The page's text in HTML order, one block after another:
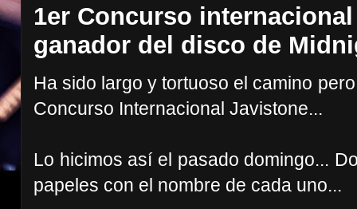
1er Concurso
ganador del disco de
Ha sido largo y tortuoso el camino
Concurso Internacional Javistone...
Lo hicimos así el pasado domingo...
papeles con el nombre de cada uno...